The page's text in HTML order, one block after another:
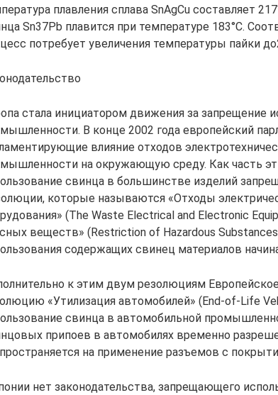
плавления сплава SnAgCu составляет
Sn37Pb плавится при температуре 183°C.
потребует увеличения температуры пайки
стала инициатором движения за запрещение
В конце 2002 года европейский
влияние отходов
на окружающую среду. Как часть
свинца в большинстве изделий
которые называются «Отходы
(The Waste Electrical and Electronic
веществ» (Restriction of Hazardous
содержащих свинец материалов
к этим двум резолюциям
«Утилизация автомобилей» (End-of-Life
свинца в автомобильной
припоев в автомобилях временно
на применение разъемов с
нет законодательства, запрещающего